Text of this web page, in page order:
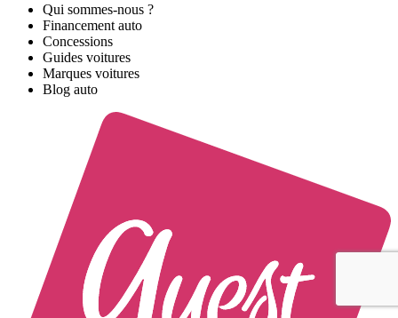
Qui sommes-nous ?
Financement auto
Concessions
Guides voitures
Marques voitures
Blog auto